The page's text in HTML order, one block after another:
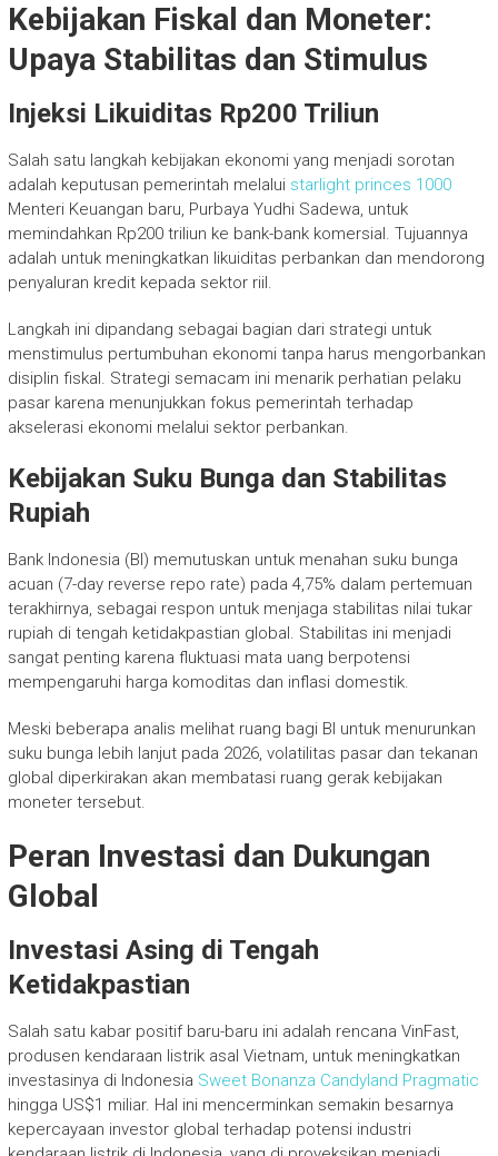
Kebijakan Fiskal dan Moneter:
Upaya Stabilitas dan Stimulus
Injeksi Likuiditas Rp200 Triliun
Salah satu langkah kebijakan ekonomi yang menjadi sorotan
adalah keputusan pemerintah melalui starlight princes 1000
Menteri Keuangan baru, Purbaya Yudhi Sadewa, untuk
memindahkan Rp200 triliun ke bank-bank komersial. Tujuannya
adalah untuk meningkatkan likuiditas perbankan dan mendorong
penyaluran kredit kepada sektor riil.
Langkah ini dipandang sebagai bagian dari strategi untuk
menstimulus pertumbuhan ekonomi tanpa harus mengorbankan
disiplin fiskal. Strategi semacam ini menarik perhatian pelaku
pasar karena menunjukkan fokus pemerintah terhadap
akselerasi ekonomi melalui sektor perbankan.
Kebijakan Suku Bunga dan Stabilitas
Rupiah
Bank Indonesia (BI) memutuskan untuk menahan suku bunga
acuan (7-day reverse repo rate) pada 4,75% dalam pertemuan
terakhirnya, sebagai respon untuk menjaga stabilitas nilai tukar
rupiah di tengah ketidakpastian global. Stabilitas ini menjadi
sangat penting karena fluktuasi mata uang berpotensi
mempengaruhi harga komoditas dan inflasi domestik.
Meski beberapa analis melihat ruang bagi BI untuk menurunkan
suku bunga lebih lanjut pada 2026, volatilitas pasar dan tekanan
global diperkirakan akan membatasi ruang gerak kebijakan
moneter tersebut.
Peran Investasi dan Dukungan
Global
Investasi Asing di Tengah
Ketidakpastian
Salah satu kabar positif baru-baru ini adalah rencana VinFast,
produsen kendaraan listrik asal Vietnam, untuk meningkatkan
investasinya di Indonesia Sweet Bonanza Candyland Pragmatic
hingga US$1 miliar. Hal ini mencerminkan semakin besarnya
kepercayaan investor global terhadap potensi industri